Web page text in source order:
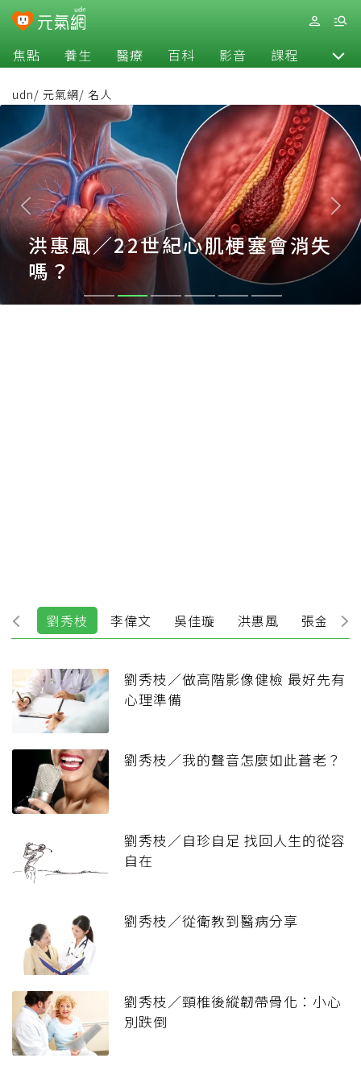
焦點 養生 醫療 百科 影音 課程 退休
udn/ 元氣網/ 名人
洪惠風／22世紀心肌梗塞會消失
嗎？
仁 劉秀枝 李偉文 吳佳璇 洪惠風 張金堅
劉秀枝／做高階影像健檢 最好先有
心理準備
劉秀枝／我的聲音怎麼如此蒼老？
劉秀枝／自珍自足 找回人生的從容
自在
劉秀枝／從衛教到醫病分享
劉秀枝／頸椎後縱韌帶骨化：小心
別跌倒